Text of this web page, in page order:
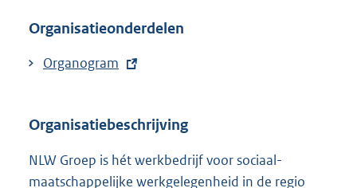
Organisatieonderdelen
E
e
n
Organogram
Organisatiebeschrijving
NLW Groep is hét werkbedrijf voor sociaal-
maatschappelijke werkgelegenheid in de regio